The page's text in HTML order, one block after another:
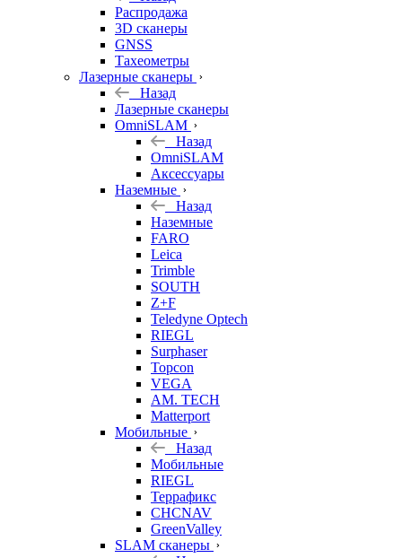
Распродажа
3D сканеры
GNSS
Тахеометры
Лазерные сканеры
Назад
Лазерные сканеры
OmniSLAM
Назад
OmniSLAM
Аксессуары
Наземные
Назад
Наземные
FARO
Leica
Trimble
SOUTH
Z+F
Teledyne Optech
RIEGL
Surphaser
Topcon
VEGA
AM. TECH
Matterport
Мобильные
Назад
Мобильные
RIEGL
Террафикс
CHCNAV
GreenValley
SLAM сканеры